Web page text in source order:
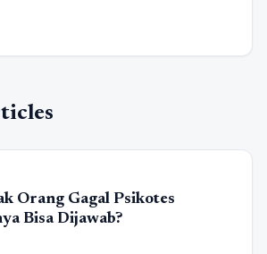
Orang Gagal Psikotes
Bisa Dijawab?